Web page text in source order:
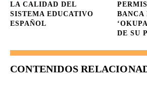
LA CALIDAD DEL
SISTEMA EDUCATIVO
ESPAÑOL
BANCA
DE SU
CONTENIDOS